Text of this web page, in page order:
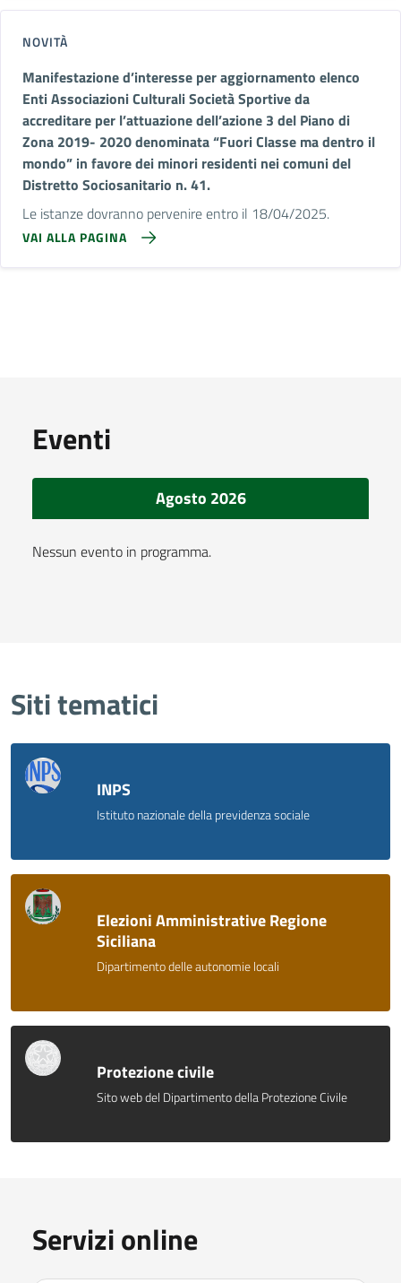
NOVITÀ
Manifestazione d’interesse per aggiornamento elenco
Enti Associazioni Culturali Società Sportive da
accreditare per l’attuazione dell’azione 3 del Piano di
Zona 2019- 2020 denominata “Fuori Classe ma dentro il
mondo” in favore dei minori residenti nei comuni del
Distretto Sociosanitario n. 41.
Le istanze dovranno pervenire entro il 18/04/2025.
VAI ALLA PAGINA
Eventi
Agosto 2026
Nessun evento in programma.
Siti tematici
INPS
Istituto nazionale della previdenza sociale
Elezioni Amministrative Regione
Siciliana
Dipartimento delle autonomie locali
Protezione civile
Sito web del Dipartimento della Protezione Civile
Servizi online